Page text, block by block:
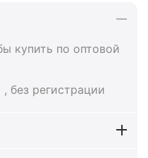
купить по оптовой
, без регистрации